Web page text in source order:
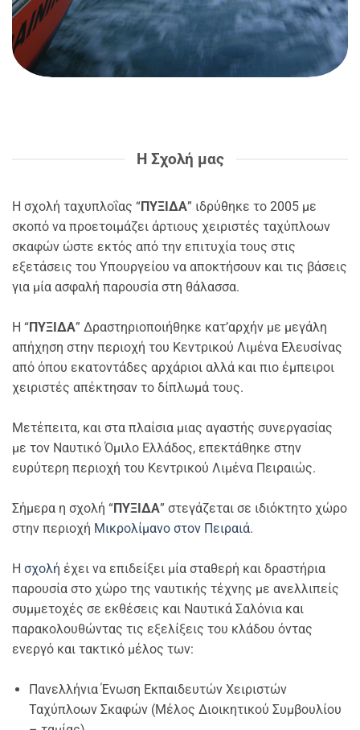
Η Σχολή μας
Η σχολή ταχυπλοΐας “ΠΥΞΙΔΑ” ιδρύθηκε το 2005 με
σκοπό να προετοιμάζει άρτιους χειριστές ταχύπλοων
σκαφών ώστε εκτός από την επιτυχία τους στις
εξετάσεις του Υπουργείου να αποκτήσουν και τις βάσεις
για μία ασφαλή παρουσία στη θάλασσα.
Η “ΠΥΞΙΔΑ” Δραστηριοποιήθηκε κατ’αρχήν με μεγάλη
απήχηση στην περιοχή του Κεντρικού Λιμένα Ελευσίνας
από όπου εκατοντάδες αρχάριοι αλλά και πιο έμπειροι
χειριστές απέκτησαν το δίπλωμά τους.
Μετέπειτα, και στα πλαίσια μιας αγαστής συνεργασίας
με τον Ναυτικό Όμιλο Ελλάδος, επεκτάθηκε στην
ευρύτερη περιοχή του Κεντρικού Λιμένα Πειραιώς.
Σήμερα η σχολή “ΠΥΞΙΔΑ” στεγάζεται σε ιδιόκτητο χώρο
στην περιοχή Μικρολίμανο στον Πειραιά.
Η σχολή έχει να επιδείξει μία σταθερή και δραστήρια
παρουσία στο χώρο της ναυτικής τέχνης με ανελλιπείς
συμμετοχές σε εκθέσεις και Ναυτικά Σαλόνια και
παρακολουθώντας τις εξελίξεις του κλάδου όντας
ενεργό και τακτικό μέλος των:
Πανελλήνια Ένωση Εκπαιδευτών Χειριστών
Ταχύπλοων Σκαφών (Μέλος Διοικητικού Συμβουλίου